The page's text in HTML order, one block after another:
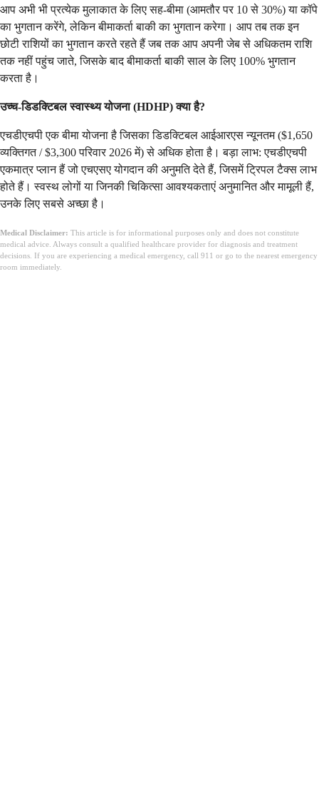
आप अभी भी प्रत्येक मुलाकात के लिए सह-बीमा (आमतौर पर 10 से 30%) या कॉपे
का भुगतान करेंगे, लेकिन बीमाकर्ता बाकी का भुगतान करेगा। आप तब तक इन
छोटी राशियों का भुगतान करते रहते हैं जब तक आप अपनी जेब से अधिकतम राशि
तक नहीं पहुंच जाते, जिसके बाद बीमाकर्ता बाकी साल के लिए 100% भुगतान
करता है।
उच्च-डिडक्टिबल स्वास्थ्य योजना (HDHP) क्या है?
एचडीएचपी एक बीमा योजना है जिसका डिडक्टिबल आईआरएस न्यूनतम ($1,650
व्यक्तिगत / $3,300 परिवार 2026 में) से अधिक होता है। बड़ा लाभ: एचडीएचपी
एकमात्र प्लान हैं जो एचएसए योगदान की अनुमति देते हैं, जिसमें ट्रिपल टैक्स लाभ
होते हैं। स्वस्थ लोगों या जिनकी चिकित्सा आवश्यकताएं अनुमानित और मामूली हैं,
उनके लिए सबसे अच्छा है।
Medical Disclaimer: This article is for informational purposes only and does not constitute
medical advice. Always consult a qualified healthcare provider for diagnosis and treatment
decisions. If you are experiencing a medical emergency, call 911 or go to the nearest emergency
room immediately.